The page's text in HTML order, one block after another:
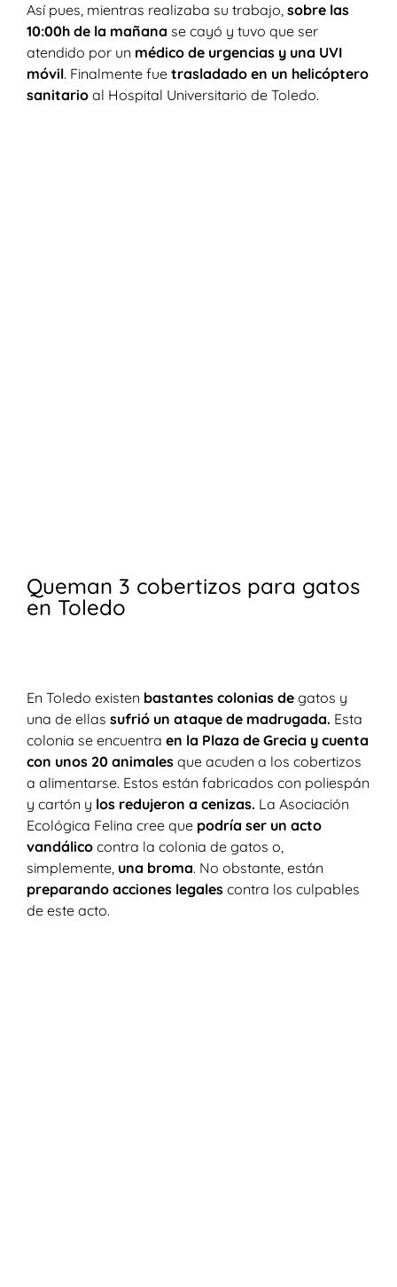
Así pues, mientras realizaba su trabajo, sobre las
10:00h de la mañana se cayó y tuvo que ser
atendido por un médico de urgencias y una UVI
móvil. Finalmente fue trasladado en un helicóptero
sanitario al Hospital Universitario de Toledo.
Queman 3 cobertizos para gatos
en Toledo
En Toledo existen bastantes colonias de gatos y
una de ellas sufrió un ataque de madrugada. Esta
colonia se encuentra en la Plaza de Grecia y cuenta
con unos 20 animales que acuden a los cobertizos
a alimentarse. Estos están fabricados con poliespán
y cartón y los redujeron a cenizas. La Asociación
Ecológica Felina cree que podría ser un acto
vandálico contra la colonia de gatos o,
simplemente, una broma. No obstante, están
preparando acciones legales contra los culpables
de este acto.